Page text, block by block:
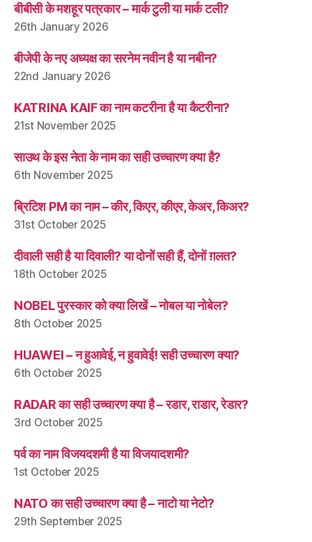
बीबीसी के मशहूर पत्रकार – मार्क टुली या मार्क टली?
26th January 2026
बीजेपी के नए अध्यक्ष का सरनेम नवीन है या नबीन?
22nd January 2026
KATRINA KAIF का नाम कटरीना है या कैटरीना?
21st November 2025
साउथ के इस नेता के नाम का सही उच्चारण क्या है?
6th November 2025
ब्रिटिश PM का नाम – कीर, किएर, कीएर, केअर, किअर?
31st October 2025
दीवाली सही है या दिवाली? या दोनों सही हैं, दोनों ग़लत?
18th October 2025
NOBEL पुरस्कार को क्या लिखें – नोबल या नोबेल?
8th October 2025
HUAWEI – न हुआवेई, न हुवावेई! सही उच्चारण क्या?
6th October 2025
RADAR का सही उच्चारण क्या है – रडार, राडार, रेडार?
3rd October 2025
पर्व का नाम विजयदशमी है या विजयादशमी?
1st October 2025
NATO का सही उच्चारण क्या है – नाटो या नेटो?
29th September 2025